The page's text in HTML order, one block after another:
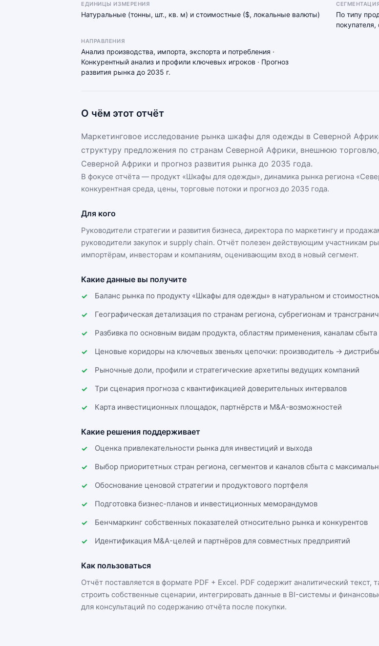
ЕДИНИЦЫ ИЗМЕРЕНИЯ
Натуральные (тонны, шт., кв. м) и стоимостные ($, локальные валюты)
По типу
НАПРАВЛЕНИЯ
Анализ производства, импорта, экспорта и потребления ·
Конкурентный анализ и профили ключевых игроков · Прогноз
развития рынка до 2035 г.
О чём этот отчёт
Маркетинговое исследование рынка шкафы для одежды в Северной
структуру предложения по странам Северной Африки, внешнюю
Северной Африки и прогноз развития рынка до 2035 года.
В фокусе отчёта — продукт «Шкафы для одежды», динамика рынка региона
конкурентная среда, цены, торговые потоки и прогноз до 2035 года.
Для кого
Руководители стратегии и развития бизнеса, директора по маркетингу и
руководители закупок и supply chain. Отчёт полезен действующим участникам
импортёрам, инвесторам и компаниям, оценивающим вход в новый сегмент.
Какие данные вы получите
Баланс рынка по продукту «Шкафы для одежды» в натуральном и
Географическая детализация по странам региона, субрегионам и
Разбивка по основным видам продукта, областям применения, каналам
Ценовые коридоры на ключевых звеньях цепочки: производитель →
Рыночные доли, профили и стратегические архетипы ведущих компаний
Три сценария прогноза с квантификацией доверительных интервалов
Карта инвестиционных площадок, партнёрств и M&A-возможностей
Какие решения поддерживает
Оценка привлекательности рынка для инвестиций и выхода
Выбор приоритетных стран региона, сегментов и каналов сбыта с
Обоснование ценовой стратегии и продуктового портфеля
Подготовка бизнес-планов и инвестиционных меморандумов
Бенчмаркинг собственных показателей относительно рынка и конкурентов
Идентификация M&A-целей и партнёров для совместных предприятий
Как пользоваться
Отчёт поставляется в формате PDF + Excel. PDF содержит аналитический
строить собственные сценарии, интегрировать данные в BI-системы и
для консультаций по содержанию отчёта после покупки.